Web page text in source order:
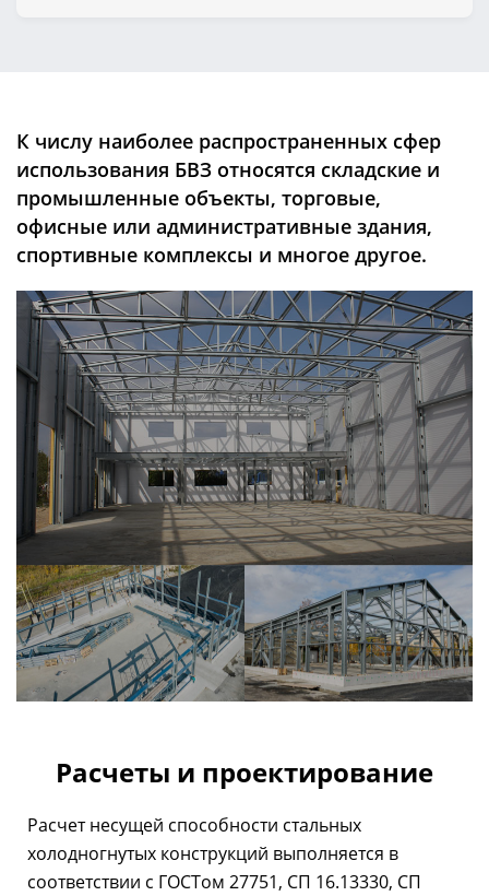
К числу наиболее распространенных сфер
использования БВЗ относятся складские и
промышленные объекты, торговые,
офисные или административные здания,
спортивные комплексы и многое другое.
Расчеты и проектирование
Расчет несущей способности стальных
холодногнутых конструкций выполняется в
соответствии с ГОСТом 27751, СП 16.13330, СП